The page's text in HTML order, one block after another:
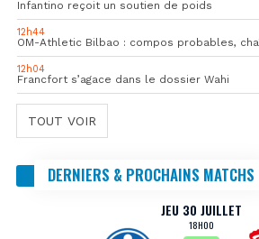
Infantino reçoit un soutien de poids
12h44
12h04
Francfort s’agace dans le dossier Wahi
TOUT VOIR
DERNIERS & PROCHAINS MATCHS
JEU 30 JUILLET
18H00